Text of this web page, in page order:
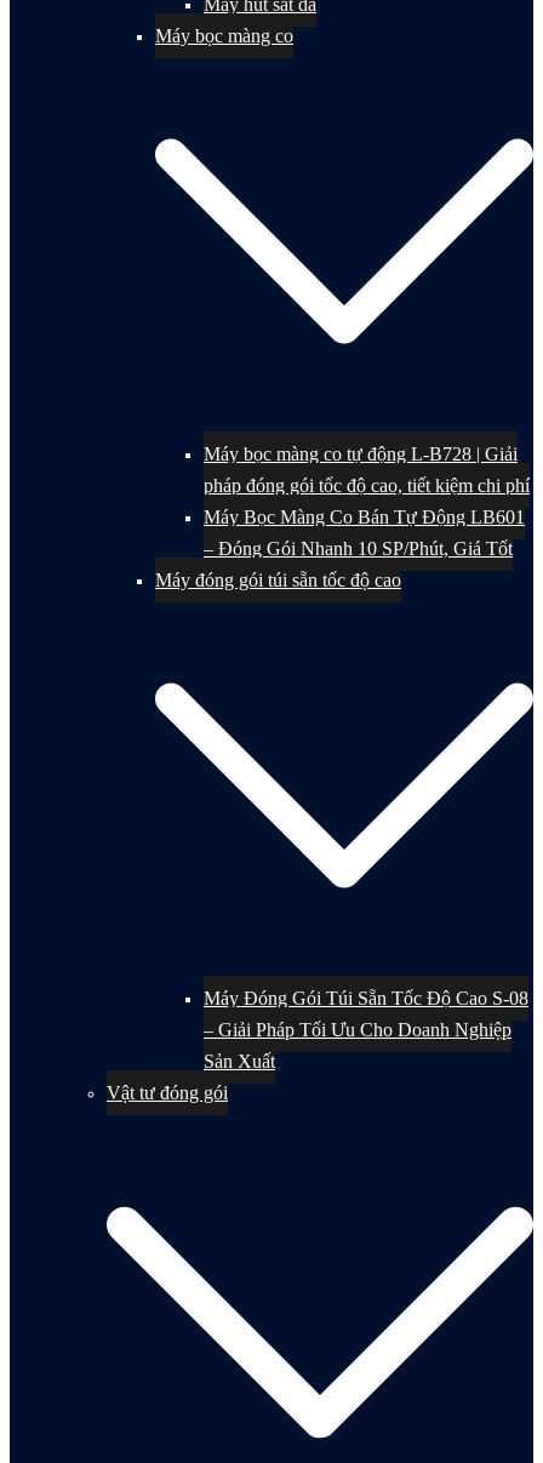
Máy bọc màng co
Máy bọc màng co tự động L-B728 | Giải
pháp đóng gói tốc độ cao, tiết kiệm chi phí
Máy Bọc Màng Co Bán Tự Động LB601
– Đóng Gói Nhanh 10 SP/Phút, Giá Tốt
Máy đóng gói túi sẵn tốc độ cao
Máy Đóng Gói Túi Sẵn Tốc Độ Cao S-08
– Giải Pháp Tối Ưu Cho Doanh Nghiệp
Sản Xuất
Vật tư đóng gói